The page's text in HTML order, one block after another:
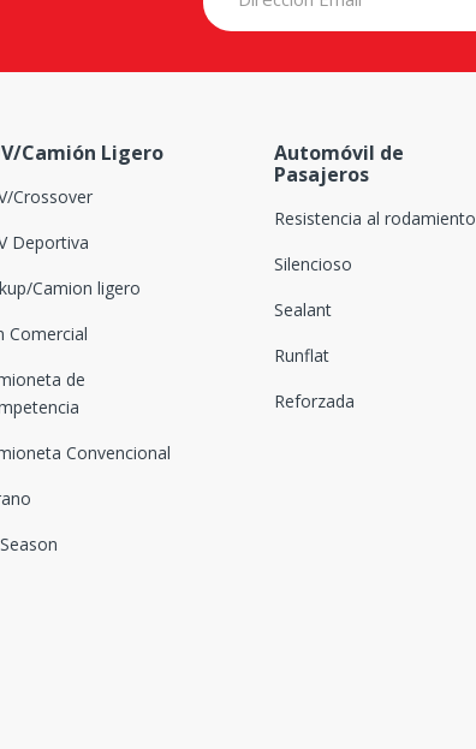
Camión Ligero
Crossover
Deportiva
Camion ligero
Comercial
de
Convencional
Automóvil de
Pasajeros
Resistencia al rodamiento
Silencioso
Sealant
Runflat
Reforzada